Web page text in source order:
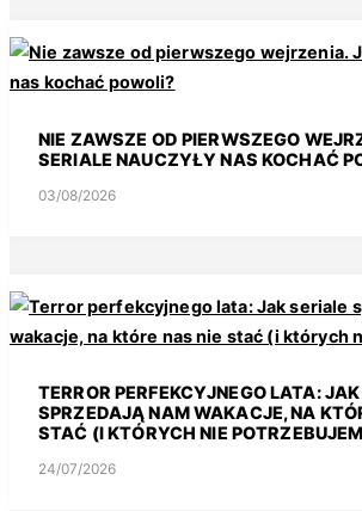
NIE ZAWSZE OD PIERWSZEGO
SERIALE NAUCZYŁY NAS KOCHAĆ
03/08/2026
TERROR PERFEKCYJNEGO LATA:
SPRZEDAJĄ NAM WAKACJE, NA
STAĆ (I KTÓRYCH NIE
24/07/2026